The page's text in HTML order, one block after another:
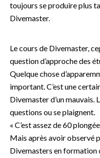
toujours se produire plus
Divemaster.
Le cours de Divemaster,
question d’approche des
Quelque chose
important. C’est une
Divemaster d’un mauvais.
questions ou se plaignent.
« C’est assez de 60
Mais après avoir observé
Divemasters en formation